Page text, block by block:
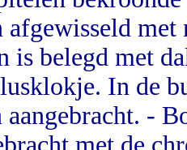
afgewisseld
is belegd met
In de
aangebracht. -